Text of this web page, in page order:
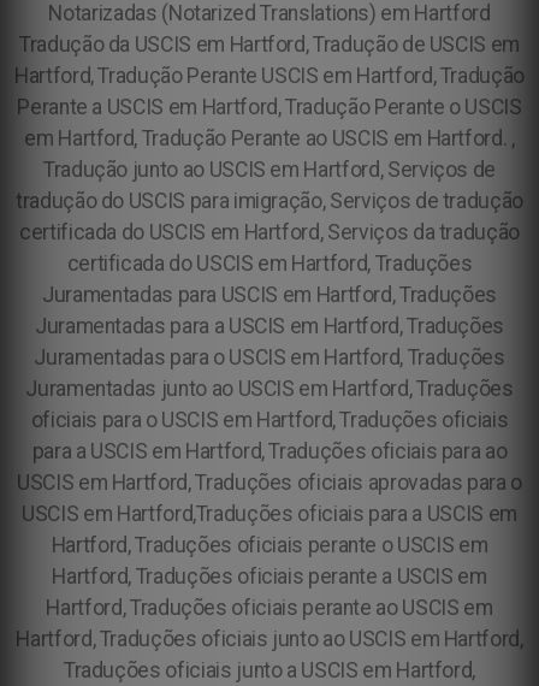
Notarizadas (Notarized Translations) em Hartford
Tradução da USCIS em Hartford, Tradução de USCIS em
Hartford, Tradução Perante USCIS em Hartford, Tradução
Perante a USCIS em Hartford, Tradução Perante o USCIS
em Hartford, Tradução Perante ao USCIS em Hartford. ,
Tradução junto ao USCIS em Hartford, Serviços de
tradução do USCIS para imigração, Serviços de tradução
certificada do USCIS em Hartford, Serviços da tradução
certificada do USCIS em Hartford, Traduções
Juramentadas para USCIS em Hartford, Traduções
Juramentadas para a USCIS em Hartford, Traduções
Juramentadas para o USCIS em Hartford, Traduções
Juramentadas junto ao USCIS em Hartford, Traduções
oficiais para o USCIS em Hartford, Traduções oficiais
para a USCIS em Hartford, Traduções oficiais para ao
USCIS em Hartford, Traduções oficiais aprovadas para o
USCIS em Hartford,Traduções oficiais para a USCIS em
Hartford, Traduções oficiais perante o USCIS em
Hartford, Traduções oficiais perante a USCIS em
Hartford, Traduções oficiais perante ao USCIS em
Hartford, Traduções oficiais junto ao USCIS em Hartford,
Traduções oficiais junto a USCIS em Hartford,